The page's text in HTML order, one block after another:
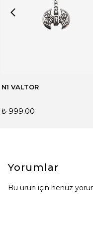
N1 VALTOR
₺ 999.00
Yorumlar
Bu ürün için henüz